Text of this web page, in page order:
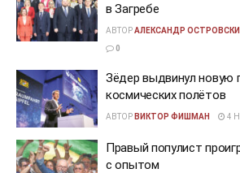
в Загребе
АВТОРАЛЕКСАНДР
0
Зёдер выдвинул новую
космических полётов
АВТОР ВИКТОР ФИШМАН 4
Правый популист
с опытом